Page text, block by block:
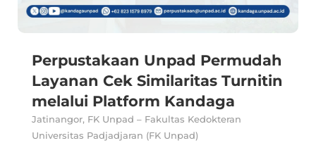
Perpustakaan Unpad Permudah
Layanan Cek Similaritas Turnitin
melalui Platform Kandaga
Jatinangor, FK Unpad – Fakultas Kedokteran
Universitas Padjadjaran (FK Unpad)